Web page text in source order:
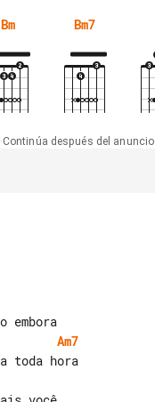
Bm Bm7
Continúa después del anuncio
Am7